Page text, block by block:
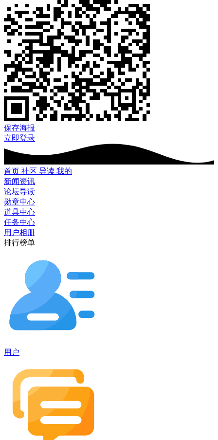
保存海报
立即登录
首页 社区 导读 我的
新闻资讯
论坛导读
勋章中心
道具中心
任务中心
用户相册
排行榜单
用户